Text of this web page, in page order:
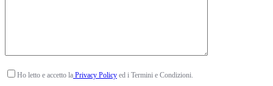
Ho letto e accetto la Privacy Policy ed i Termini e Condizioni.